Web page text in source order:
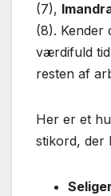
(7),
(8). Kender
værdifuld
resten af
Her er et
stikord, der
Seliger